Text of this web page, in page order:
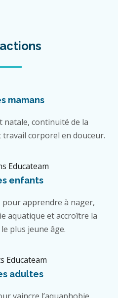
mamans
continuité de la
corporel en douceur.
enfants
pour apprendre à nager,
aquatique et accroître la
plus jeune âge.
adultes